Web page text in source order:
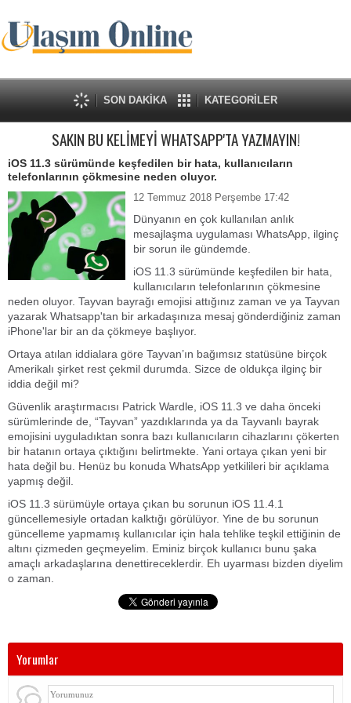
SON DAKİKA KATEGORİLER
SAKIN BU KELİMEYİ WHATSAPP'TA YAZMAYIN!
iOS 11.3 sürümünde keşfedilen bir hata, kullanıcıların
telefonlarının çökmesine neden oluyor.
12 Temmuz 2018 Perşembe 17:42
Dünyanın en çok kullanılan anlık
mesajlaşma uygulaması WhatsApp, ilginç
bir sorun ile gündemde.
iOS 11.3 sürümünde keşfedilen bir hata,
kullanıcıların telefonlarının çökmesine
neden oluyor. Tayvan bayrağı emojisi attığınız zaman ve ya Tayvan
yazarak Whatsapp'tan bir arkadaşınıza mesaj gönderdiğiniz zaman
iPhone'lar bir an da çökmeye başlıyor.
Ortaya atılan iddialara göre Tayvan’ın bağımsız statüsüne birçok
Amerikalı şirket rest çekmil durumda. Sizce de oldukça ilginç bir
iddia değil mi?
Güvenlik araştırmacısı Patrick Wardle, iOS 11.3 ve daha önceki
sürümlerinde de, “Tayvan” yazdıklarında ya da Tayvanlı bayrak
emojisini uyguladıktan sonra bazı kullanıcıların cihazlarını çökerten
bir hatanın ortaya çıktığını belirtmekte. Yani ortaya çıkan yeni bir
hata değil bu. Henüz bu konuda WhatsApp yetkilileri bir açıklama
yapmış değil.
iOS 11.3 sürümüyle ortaya çıkan bu sorunun iOS 11.4.1
güncellemesiyle ortadan kalktığı görülüyor. Yine de bu sorunun
güncelleme yapmamış kullanıcılar için hala tehlike teşkil ettiğinin de
altını çizmeden geçmeyelim. Eminiz birçok kullanıcı bunu şaka
amaçlı arkadaşlarına denettireceklerdir. Eh uyarması bizden diyelim
o zaman.
Yorumlar